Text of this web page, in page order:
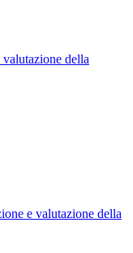
della
e valutazione della